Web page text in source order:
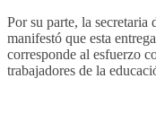
Por su parte, la
manifestó que esta
corresponde al esfuerzo
trabajadores de la